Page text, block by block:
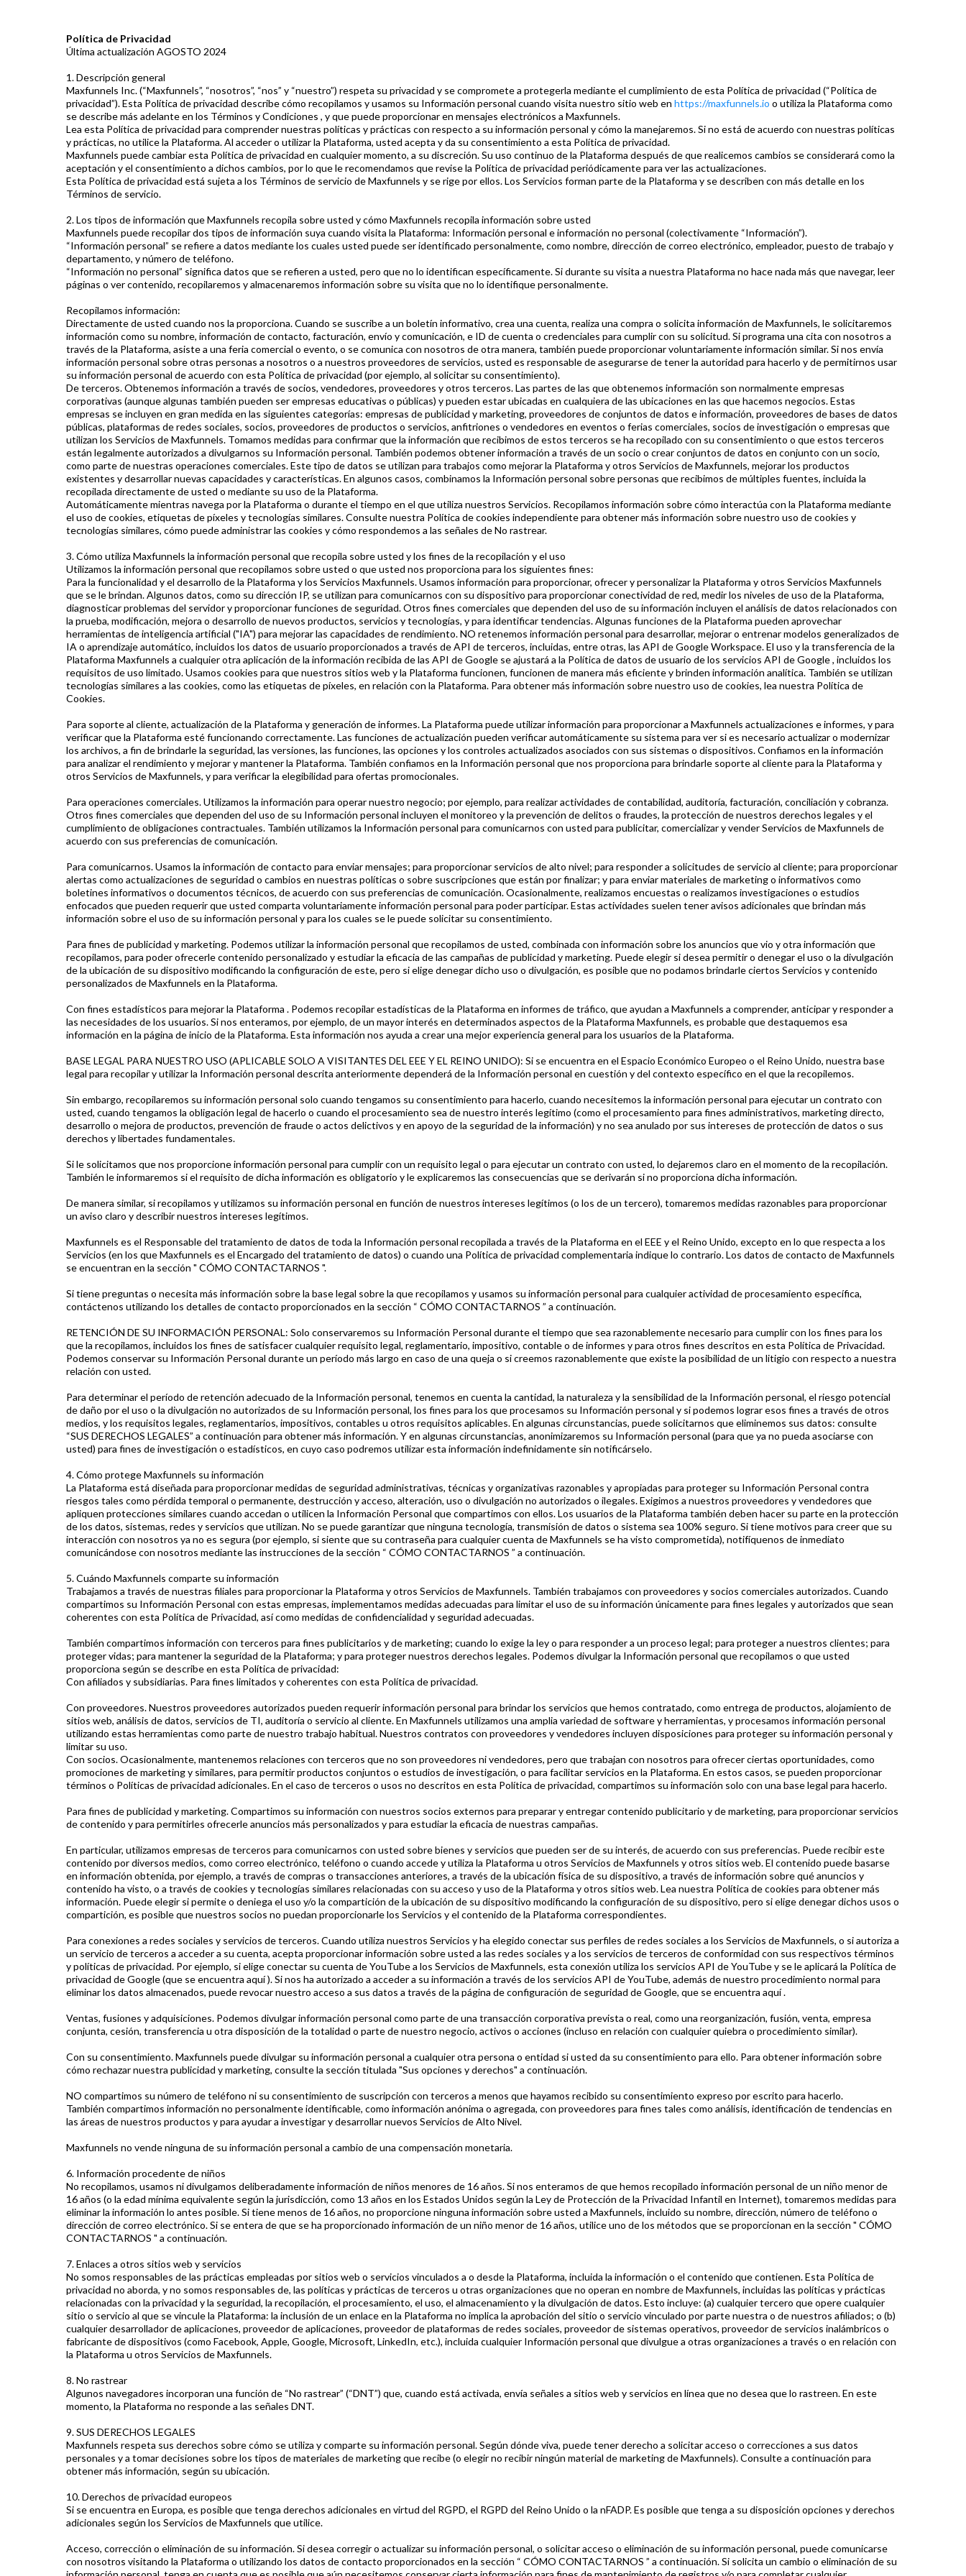
Política de Privacidad
Última actualización AGOSTO 2024
1. Descripción general
Maxfunnels Inc. (“Maxfunnels”, “nosotros”, “nos” y “nuestro”) respeta su privacidad y se compromete a protegerla mediante el cumplimiento de esta Política de privacidad (“Política de
privacidad”). Esta Política de privacidad describe cómo recopilamos y usamos su Información personal cuando visita nuestro sitio web en https://maxfunnels.io o utiliza la Plataforma como
se describe más adelante en los Términos y Condiciones , y que puede proporcionar en mensajes electrónicos a Maxfunnels.
Lea esta Política de privacidad para comprender nuestras políticas y prácticas con respecto a su información personal y cómo la manejaremos. Si no está de acuerdo con nuestras políticas
y prácticas, no utilice la Plataforma. Al acceder o utilizar la Plataforma, usted acepta y da su consentimiento a esta Política de privacidad.
Maxfunnels puede cambiar esta Política de privacidad en cualquier momento, a su discreción. Su uso continuo de la Plataforma después de que realicemos cambios se considerará como la
aceptación y el consentimiento a dichos cambios, por lo que le recomendamos que revise la Política de privacidad periódicamente para ver las actualizaciones.
Esta Política de privacidad está sujeta a los Términos de servicio de Maxfunnels y se rige por ellos. Los Servicios forman parte de la Plataforma y se describen con más detalle en los
Términos de servicio.
2. Los tipos de información que Maxfunnels recopila sobre usted y cómo Maxfunnels recopila información sobre usted
Maxfunnels puede recopilar dos tipos de información suya cuando visita la Plataforma: Información personal e información no personal (colectivamente “Información”).
“Información personal” se refiere a datos mediante los cuales usted puede ser identificado personalmente, como nombre, dirección de correo electrónico, empleador, puesto de trabajo y
departamento, y número de teléfono.
“Información no personal” significa datos que se refieren a usted, pero que no lo identifican específicamente. Si durante su visita a nuestra Plataforma no hace nada más que navegar, leer
páginas o ver contenido, recopilaremos y almacenaremos información sobre su visita que no lo identifique personalmente.
Recopilamos información:
Directamente de usted cuando nos la proporciona. Cuando se suscribe a un boletín informativo, crea una cuenta, realiza una compra o solicita información de Maxfunnels, le solicitaremos
información como su nombre, información de contacto, facturación, envío y comunicación, e ID de cuenta o credenciales para cumplir con su solicitud. Si programa una cita con nosotros a
través de la Plataforma, asiste a una feria comercial o evento, o se comunica con nosotros de otra manera, también puede proporcionar voluntariamente información similar. Si nos envía
información personal sobre otras personas a nosotros o a nuestros proveedores de servicios, usted es responsable de asegurarse de tener la autoridad para hacerlo y de permitirnos usar
su información personal de acuerdo con esta Política de privacidad (por ejemplo, al solicitar su consentimiento).
De terceros. Obtenemos información a través de socios, vendedores, proveedores y otros terceros. Las partes de las que obtenemos información son normalmente empresas
corporativas (aunque algunas también pueden ser empresas educativas o públicas) y pueden estar ubicadas en cualquiera de las ubicaciones en las que hacemos negocios. Estas
empresas se incluyen en gran medida en las siguientes categorías: empresas de publicidad y marketing, proveedores de conjuntos de datos e información, proveedores de bases de datos
públicas, plataformas de redes sociales, socios, proveedores de productos o servicios, anfitriones o vendedores en eventos o ferias comerciales, socios de investigación o empresas que
utilizan los Servicios de Maxfunnels. Tomamos medidas para confirmar que la información que recibimos de estos terceros se ha recopilado con su consentimiento o que estos terceros
están legalmente autorizados a divulgarnos su Información personal. También podemos obtener información a través de un socio o crear conjuntos de datos en conjunto con un socio,
como parte de nuestras operaciones comerciales. Este tipo de datos se utilizan para trabajos como mejorar la Plataforma y otros Servicios de Maxfunnels, mejorar los productos
existentes y desarrollar nuevas capacidades y características. En algunos casos, combinamos la Información personal sobre personas que recibimos de múltiples fuentes, incluida la
recopilada directamente de usted o mediante su uso de la Plataforma.
Automáticamente mientras navega por la Plataforma o durante el tiempo en el que utiliza nuestros Servicios. Recopilamos información sobre cómo interactúa con la Plataforma mediante
el uso de cookies, etiquetas de píxeles y tecnologías similares. Consulte nuestra Política de cookies independiente para obtener más información sobre nuestro uso de cookies y
tecnologías similares, cómo puede administrar las cookies y cómo respondemos a las señales de No rastrear.
3. Cómo utiliza Maxfunnels la información personal que recopila sobre usted y los fines de la recopilación y el uso
Utilizamos la información personal que recopilamos sobre usted o que usted nos proporciona para los siguientes fines:
Para la funcionalidad y el desarrollo de la Plataforma y los Servicios Maxfunnels. Usamos información para proporcionar, ofrecer y personalizar la Plataforma y otros Servicios Maxfunnels
que se le brindan. Algunos datos, como su dirección IP, se utilizan para comunicarnos con su dispositivo para proporcionar conectividad de red, medir los niveles de uso de la Plataforma,
diagnosticar problemas del servidor y proporcionar funciones de seguridad. Otros fines comerciales que dependen del uso de su información incluyen el análisis de datos relacionados con
la prueba, modificación, mejora o desarrollo de nuevos productos, servicios y tecnologías, y para identificar tendencias. Algunas funciones de la Plataforma pueden aprovechar
herramientas de inteligencia artificial ("IA") para mejorar las capacidades de rendimiento. NO retenemos información personal para desarrollar, mejorar o entrenar modelos generalizados de
IA o aprendizaje automático, incluidos los datos de usuario proporcionados a través de API de terceros, incluidas, entre otras, las API de Google Workspace. El uso y la transferencia de la
Plataforma Maxfunnels a cualquier otra aplicación de la información recibida de las API de Google se ajustará a la Política de datos de usuario de los servicios API de Google , incluidos los
requisitos de uso limitado. Usamos cookies para que nuestros sitios web y la Plataforma funcionen, funcionen de manera más eficiente y brinden información analítica. También se utilizan
tecnologías similares a las cookies, como las etiquetas de píxeles, en relación con la Plataforma. Para obtener más información sobre nuestro uso de cookies, lea nuestra Política de
Cookies.
Para soporte al cliente, actualización de la Plataforma y generación de informes. La Plataforma puede utilizar información para proporcionar a Maxfunnels actualizaciones e informes, y para
verificar que la Plataforma esté funcionando correctamente. Las funciones de actualización pueden verificar automáticamente su sistema para ver si es necesario actualizar o modernizar
los archivos, a fin de brindarle la seguridad, las versiones, las funciones, las opciones y los controles actualizados asociados con sus sistemas o dispositivos. Confiamos en la información
para analizar el rendimiento y mejorar y mantener la Plataforma. También confiamos en la Información personal que nos proporciona para brindarle soporte al cliente para la Plataforma y
otros Servicios de Maxfunnels, y para verificar la elegibilidad para ofertas promocionales.
Para operaciones comerciales. Utilizamos la información para operar nuestro negocio; por ejemplo, para realizar actividades de contabilidad, auditoría, facturación, conciliación y cobranza.
Otros fines comerciales que dependen del uso de su Información personal incluyen el monitoreo y la prevención de delitos o fraudes, la protección de nuestros derechos legales y el
cumplimiento de obligaciones contractuales. También utilizamos la Información personal para comunicarnos con usted para publicitar, comercializar y vender Servicios de Maxfunnels de
acuerdo con sus preferencias de comunicación.
Para comunicarnos. Usamos la información de contacto para enviar mensajes; para proporcionar servicios de alto nivel; para responder a solicitudes de servicio al cliente; para proporcionar
alertas como actualizaciones de seguridad o cambios en nuestras políticas o sobre suscripciones que están por finalizar; y para enviar materiales de marketing o informativos como
boletines informativos o documentos técnicos, de acuerdo con sus preferencias de comunicación. Ocasionalmente, realizamos encuestas o realizamos investigaciones o estudios
enfocados que pueden requerir que usted comparta voluntariamente información personal para poder participar. Estas actividades suelen tener avisos adicionales que brindan más
información sobre el uso de su información personal y para los cuales se le puede solicitar su consentimiento.
Para fines de publicidad y marketing. Podemos utilizar la información personal que recopilamos de usted, combinada con información sobre los anuncios que vio y otra información que
recopilamos, para poder ofrecerle contenido personalizado y estudiar la eficacia de las campañas de publicidad y marketing. Puede elegir si desea permitir o denegar el uso o la divulgación
de la ubicación de su dispositivo modificando la configuración de este, pero si elige denegar dicho uso o divulgación, es posible que no podamos brindarle ciertos Servicios y contenido
personalizados de Maxfunnels en la Plataforma.
Con fines estadísticos para mejorar la Plataforma . Podemos recopilar estadísticas de la Plataforma en informes de tráfico, que ayudan a Maxfunnels a comprender, anticipar y responder a
las necesidades de los usuarios. Si nos enteramos, por ejemplo, de un mayor interés en determinados aspectos de la Plataforma Maxfunnels, es probable que destaquemos esa
información en la página de inicio de la Plataforma. Esta información nos ayuda a crear una mejor experiencia general para los usuarios de la Plataforma.
BASE LEGAL PARA NUESTRO USO (APLICABLE SOLO A VISITANTES DEL EEE Y EL REINO UNIDO): Si se encuentra en el Espacio Económico Europeo o el Reino Unido, nuestra base
legal para recopilar y utilizar la Información personal descrita anteriormente dependerá de la Información personal en cuestión y del contexto específico en el que la recopilemos.
Sin embargo, recopilaremos su información personal solo cuando tengamos su consentimiento para hacerlo, cuando necesitemos la información personal para ejecutar un contrato con
usted, cuando tengamos la obligación legal de hacerlo o cuando el procesamiento sea de nuestro interés legítimo (como el procesamiento para fines administrativos, marketing directo,
desarrollo o mejora de productos, prevención de fraude o actos delictivos y en apoyo de la seguridad de la información) y no sea anulado por sus intereses de protección de datos o sus
derechos y libertades fundamentales.
Si le solicitamos que nos proporcione información personal para cumplir con un requisito legal o para ejecutar un contrato con usted, lo dejaremos claro en el momento de la recopilación.
También le informaremos si el requisito de dicha información es obligatorio y le explicaremos las consecuencias que se derivarán si no proporciona dicha información.
De manera similar, si recopilamos y utilizamos su información personal en función de nuestros intereses legítimos (o los de un tercero), tomaremos medidas razonables para proporcionar
un aviso claro y describir nuestros intereses legítimos.
Maxfunnels es el Responsable del tratamiento de datos de toda la Información personal recopilada a través de la Plataforma en el EEE y el Reino Unido, excepto en lo que respecta a los
Servicios (en los que Maxfunnels es el Encargado del tratamiento de datos) o cuando una Política de privacidad complementaria indique lo contrario. Los datos de contacto de Maxfunnels
se encuentran en la sección " CÓMO CONTACTARNOS ".
Si tiene preguntas o necesita más información sobre la base legal sobre la que recopilamos y usamos su información personal para cualquier actividad de procesamiento específica,
contáctenos utilizando los detalles de contacto proporcionados en la sección “ CÓMO CONTACTARNOS ” a continuación.
RETENCIÓN DE SU INFORMACIÓN PERSONAL: Solo conservaremos su Información Personal durante el tiempo que sea razonablemente necesario para cumplir con los fines para los
que la recopilamos, incluidos los fines de satisfacer cualquier requisito legal, reglamentario, impositivo, contable o de informes y para otros fines descritos en esta Política de Privacidad.
Podemos conservar su Información Personal durante un período más largo en caso de una queja o si creemos razonablemente que existe la posibilidad de un litigio con respecto a nuestra
relación con usted.
Para determinar el período de retención adecuado de la Información personal, tenemos en cuenta la cantidad, la naturaleza y la sensibilidad de la Información personal, el riesgo potencial
de daño por el uso o la divulgación no autorizados de su Información personal, los fines para los que procesamos su Información personal y si podemos lograr esos fines a través de otros
medios, y los requisitos legales, reglamentarios, impositivos, contables u otros requisitos aplicables. En algunas circunstancias, puede solicitarnos que eliminemos sus datos: consulte
“SUS DERECHOS LEGALES” a continuación para obtener más información. Y en algunas circunstancias, anonimizaremos su Información personal (para que ya no pueda asociarse con
usted) para fines de investigación o estadísticos, en cuyo caso podremos utilizar esta información indefinidamente sin notificárselo.
4. Cómo protege Maxfunnels su información
La Plataforma está diseñada para proporcionar medidas de seguridad administrativas, técnicas y organizativas razonables y apropiadas para proteger su Información Personal contra
riesgos tales como pérdida temporal o permanente, destrucción y acceso, alteración, uso o divulgación no autorizados o ilegales. Exigimos a nuestros proveedores y vendedores que
apliquen protecciones similares cuando accedan o utilicen la Información Personal que compartimos con ellos. Los usuarios de la Plataforma también deben hacer su parte en la protección
de los datos, sistemas, redes y servicios que utilizan. No se puede garantizar que ninguna tecnología, transmisión de datos o sistema sea 100% seguro. Si tiene motivos para creer que su
interacción con nosotros ya no es segura (por ejemplo, si siente que su contraseña para cualquier cuenta de Maxfunnels se ha visto comprometida), notifíquenos de inmediato
comunicándose con nosotros mediante las instrucciones de la sección “ CÓMO CONTACTARNOS ” a continuación.
5. Cuándo Maxfunnels comparte su información
Trabajamos a través de nuestras filiales para proporcionar la Plataforma y otros Servicios de Maxfunnels. También trabajamos con proveedores y socios comerciales autorizados. Cuando
compartimos su Información Personal con estas empresas, implementamos medidas adecuadas para limitar el uso de su información únicamente para fines legales y autorizados que sean
coherentes con esta Política de Privacidad, así como medidas de confidencialidad y seguridad adecuadas.
También compartimos información con terceros para fines publicitarios y de marketing; cuando lo exige la ley o para responder a un proceso legal; para proteger a nuestros clientes; para
proteger vidas; para mantener la seguridad de la Plataforma; y para proteger nuestros derechos legales. Podemos divulgar la Información personal que recopilamos o que usted
proporciona según se describe en esta Política de privacidad:
Con afiliados y subsidiarias. Para fines limitados y coherentes con esta Política de privacidad.
Con proveedores. Nuestros proveedores autorizados pueden requerir información personal para brindar los servicios que hemos contratado, como entrega de productos, alojamiento de
sitios web, análisis de datos, servicios de TI, auditoría o servicio al cliente. En Maxfunnels utilizamos una amplia variedad de software y herramientas, y procesamos información personal
utilizando estas herramientas como parte de nuestro trabajo habitual. Nuestros contratos con proveedores y vendedores incluyen disposiciones para proteger su información personal y
limitar su uso.
Con socios. Ocasionalmente, mantenemos relaciones con terceros que no son proveedores ni vendedores, pero que trabajan con nosotros para ofrecer ciertas oportunidades, como
promociones de marketing y similares, para permitir productos conjuntos o estudios de investigación, o para facilitar servicios en la Plataforma. En estos casos, se pueden proporcionar
términos o Políticas de privacidad adicionales. En el caso de terceros o usos no descritos en esta Política de privacidad, compartimos su información solo con una base legal para hacerlo.
Para fines de publicidad y marketing. Compartimos su información con nuestros socios externos para preparar y entregar contenido publicitario y de marketing, para proporcionar servicios
de contenido y para permitirles ofrecerle anuncios más personalizados y para estudiar la eficacia de nuestras campañas.
En particular, utilizamos empresas de terceros para comunicarnos con usted sobre bienes y servicios que pueden ser de su interés, de acuerdo con sus preferencias. Puede recibir este
contenido por diversos medios, como correo electrónico, teléfono o cuando accede y utiliza la Plataforma u otros Servicios de Maxfunnels y otros sitios web. El contenido puede basarse
en información obtenida, por ejemplo, a través de compras o transacciones anteriores, a través de la ubicación física de su dispositivo, a través de información sobre qué anuncios y
contenido ha visto, o a través de cookies y tecnologías similares relacionadas con su acceso y uso de la Plataforma y otros sitios web. Lea nuestra Política de cookies para obtener más
información. Puede elegir si permite o deniega el uso y/o la compartición de la ubicación de su dispositivo modificando la configuración de su dispositivo, pero si elige denegar dichos usos o
compartición, es posible que nuestros socios no puedan proporcionarle los Servicios y el contenido de la Plataforma correspondientes.
Para conexiones a redes sociales y servicios de terceros. Cuando utiliza nuestros Servicios y ha elegido conectar sus perfiles de redes sociales a los Servicios de Maxfunnels, o si autoriza a
un servicio de terceros a acceder a su cuenta, acepta proporcionar información sobre usted a las redes sociales y a los servicios de terceros de conformidad con sus respectivos términos
y políticas de privacidad. Por ejemplo, si elige conectar su cuenta de YouTube a los Servicios de Maxfunnels, esta conexión utiliza los servicios API de YouTube y se le aplicará la Política de
privacidad de Google (que se encuentra aquí ). Si nos ha autorizado a acceder a su información a través de los servicios API de YouTube, además de nuestro procedimiento normal para
eliminar los datos almacenados, puede revocar nuestro acceso a sus datos a través de la página de configuración de seguridad de Google, que se encuentra aquí .
Ventas, fusiones y adquisiciones. Podemos divulgar información personal como parte de una transacción corporativa prevista o real, como una reorganización, fusión, venta, empresa
conjunta, cesión, transferencia u otra disposición de la totalidad o parte de nuestro negocio, activos o acciones (incluso en relación con cualquier quiebra o procedimiento similar).
Con su consentimiento. Maxfunnels puede divulgar su información personal a cualquier otra persona o entidad si usted da su consentimiento para ello. Para obtener información sobre
cómo rechazar nuestra publicidad y marketing, consulte la sección titulada "Sus opciones y derechos" a continuación.
NO compartimos su número de teléfono ni su consentimiento de suscripción con terceros a menos que hayamos recibido su consentimiento expreso por escrito para hacerlo.
También compartimos información no personalmente identificable, como información anónima o agregada, con proveedores para fines tales como análisis, identificación de tendencias en
las áreas de nuestros productos y para ayudar a investigar y desarrollar nuevos Servicios de Alto Nivel.
Maxfunnels no vende ninguna de su información personal a cambio de una compensación monetaria.
6. Información procedente de niños
No recopilamos, usamos ni divulgamos deliberadamente información de niños menores de 16 años. Si nos enteramos de que hemos recopilado información personal de un niño menor de
16 años (o la edad mínima equivalente según la jurisdicción, como 13 años en los Estados Unidos según la Ley de Protección de la Privacidad Infantil en Internet), tomaremos medidas para
eliminar la información lo antes posible. Si tiene menos de 16 años, no proporcione ninguna información sobre usted a Maxfunnels, incluido su nombre, dirección, número de teléfono o
dirección de correo electrónico. Si se entera de que se ha proporcionado información de un niño menor de 16 años, utilice uno de los métodos que se proporcionan en la sección " CÓMO
CONTACTARNOS " a continuación.
7. Enlaces a otros sitios web y servicios
No somos responsables de las prácticas empleadas por sitios web o servicios vinculados a o desde la Plataforma, incluida la información o el contenido que contienen. Esta Política de
privacidad no aborda, y no somos responsables de, las políticas y prácticas de terceros u otras organizaciones que no operan en nombre de Maxfunnels, incluidas las políticas y prácticas
relacionadas con la privacidad y la seguridad, la recopilación, el procesamiento, el uso, el almacenamiento y la divulgación de datos. Esto incluye: (a) cualquier tercero que opere cualquier
sitio o servicio al que se vincule la Plataforma: la inclusión de un enlace en la Plataforma no implica la aprobación del sitio o servicio vinculado por parte nuestra o de nuestros afiliados; o (b)
cualquier desarrollador de aplicaciones, proveedor de aplicaciones, proveedor de plataformas de redes sociales, proveedor de sistemas operativos, proveedor de servicios inalámbricos o
fabricante de dispositivos (como Facebook, Apple, Google, Microsoft, LinkedIn, etc.), incluida cualquier Información personal que divulgue a otras organizaciones a través o en relación con
la Plataforma u otros Servicios de Maxfunnels.
8. No rastrear
Algunos navegadores incorporan una función de “No rastrear” (“DNT”) que, cuando está activada, envía señales a sitios web y servicios en línea que no desea que lo rastreen. En este
momento, la Plataforma no responde a las señales DNT.
9. SUS DERECHOS LEGALES
Maxfunnels respeta sus derechos sobre cómo se utiliza y comparte su información personal. Según dónde viva, puede tener derecho a solicitar acceso o correcciones a sus datos
personales y a tomar decisiones sobre los tipos de materiales de marketing que recibe (o elegir no recibir ningún material de marketing de Maxfunnels). Consulte a continuación para
obtener más información, según su ubicación.
10. Derechos de privacidad europeos
Si se encuentra en Europa, es posible que tenga derechos adicionales en virtud del RGPD, el RGPD del Reino Unido o la nFADP. Es posible que tenga a su disposición opciones y derechos
adicionales según los Servicios de Maxfunnels que utilice.
Acceso, corrección o eliminación de su información. Si desea corregir o actualizar su información personal, o solicitar acceso o eliminación de su información personal, puede comunicarse
con nosotros visitando la Plataforma o utilizando los datos de contacto proporcionados en la sección “ CÓMO CONTACTARNOS ” a continuación. Si solicita un cambio o eliminación de su